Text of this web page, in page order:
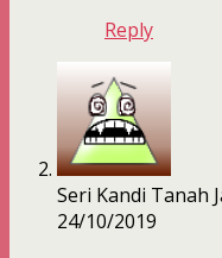
Reply
Seri Kandi Tanah
24/10/2019